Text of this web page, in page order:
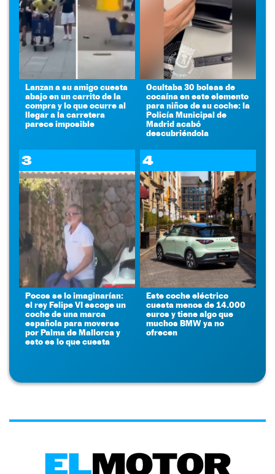
Lanzan a su amigo cuesta
abajo en un carrito de la
compra y lo que ocurre al
llegar a la carretera
parece imposible
Ocultaba 30 bolsas de
cocaína en este elemento
para niños de su coche: la
Policía Municipal de
Madrid acabó
descubriéndola
3
Pocos se lo imaginarían:
el rey Felipe VI escoge un
coche de una marca
española para moverse
por Palma de Mallorca y
esto es lo que cuesta
4
Este coche eléctrico
cuesta menos de 14.000
euros y tiene algo que
muchos BMW ya no
ofrecen